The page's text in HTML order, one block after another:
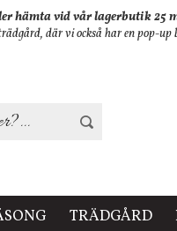
hämta vid vår lagerbutik 25
där vi också har en pop-up
TRÄDGÅRD